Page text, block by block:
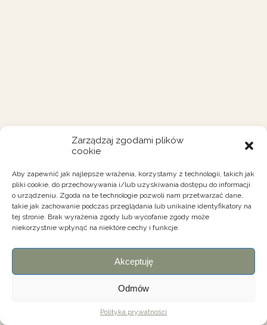
Zarządzaj zgodami plików
cookie
Aby zapewnić jak najlepsze wrażenia, korzystamy z technologii, takich jak
pliki cookie, do przechowywania i/lub uzyskiwania dostępu do informacji
o urządzeniu. Zgoda na te technologie pozwoli nam przetwarzać dane,
takie jak zachowanie podczas przeglądania lub unikalne identyfikatory na
tej stronie. Brak wyrażenia zgody lub wycofanie zgody może
niekorzystnie wpłynąć na niektóre cechy i funkcje.
Akceptuję
Odmów
Polityka prywatności